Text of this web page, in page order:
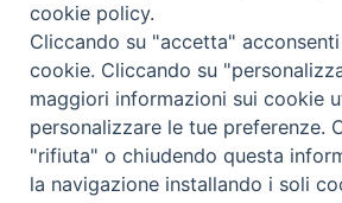
Copyright © 2019 - Tutti i
Trentina Editrice
Privacy Policy
cookie policy.
Cliccando su "accetta"
cookie. Cliccando su
maggiori informazioni sui cookie
personalizzare le tue preferenze.
"rifiuta" o chiudendo questa
la navigazione installando i soli